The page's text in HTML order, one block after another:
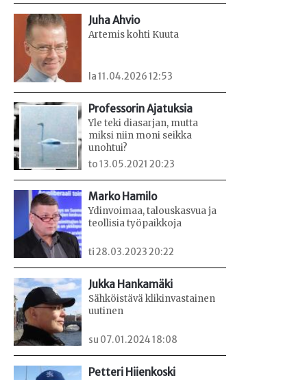
Juha Ahvio
Artemis kohti Kuuta
la 11.04.2026 12:53
Professorin Ajatuksia
Yle teki diasarjan, mutta
miksi niin moni seikka
unohtui?
to 13.05.2021 20:23
Marko Hamilo
Ydinvoimaa, talouskasvua ja
teollisia työpaikkoja
ti 28.03.2023 20:22
Jukka Hankamäki
Sähköistävä klikinvastainen
uutinen
su 07.01.2024 18:08
Petteri Hiienkoski